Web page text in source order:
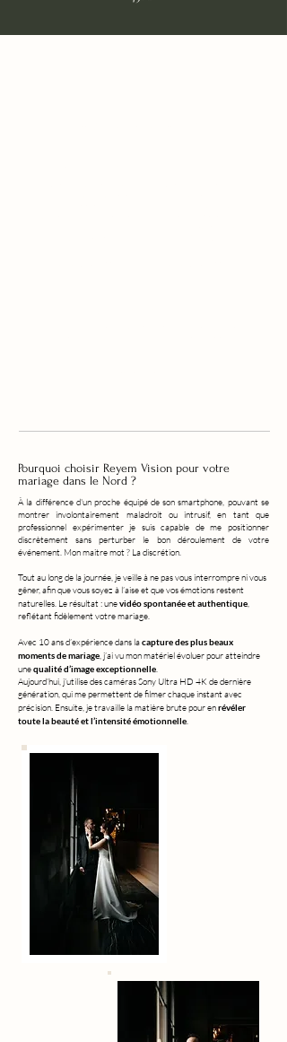
Pourquoi choisir Reyem Vision pour votre
mariage dans le Nord ?
À la différence d'un proche équipé de son smartphone, pouvant se
montrer involontairement maladroit ou intrusif, en tant que
professionnel expérimenter je suis capable de me positionner
discrètement sans perturber le bon déroulement de votre
événement. Mon maitre mot ? La discrétion.
Tout au long de la journée, je veille à ne pas vous interrompre ni vous
gêner, afin que vous soyez à l’aise et que vos émotions restent
naturelles. Le résultat : unevidéo spontanée et authentique,
reflétant fidèlement votre mariage.
Avec 10 ans d’expérience dans lacapture des plus beaux
moments de mariage, j’ai vu mon matériel évoluer pour atteindre
unequalité d’image exceptionnelle.
Aujourd’hui, j’utilise des caméras Sony Ultra HD 4K de dernière
génération, qui me permettent de filmer chaque instant avec
précision. Ensuite, je travaille la matière brute pour enrévéler
toute la beauté et l’intensité émotionnelle.